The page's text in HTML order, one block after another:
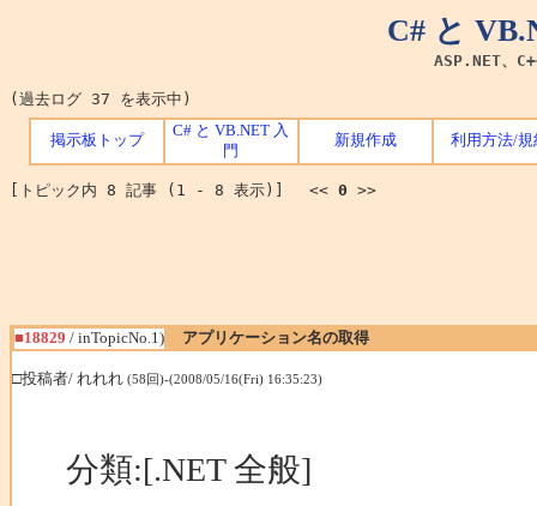
C# と
ASP.NET、
(過去ログ 37 を表示中)
掲示板トップ
C# と VB.NET 入
門
新規作成 利用方法/規
[トピック内 8 記事 (1 - 8 表示)] << 0 >>
■18829 / inTopicNo.1) アプリケーション名の取得
□投稿者/ れれれ (58回)-(2008/05/16(Fri) 16:35:23)
分類:[.NET 全般]